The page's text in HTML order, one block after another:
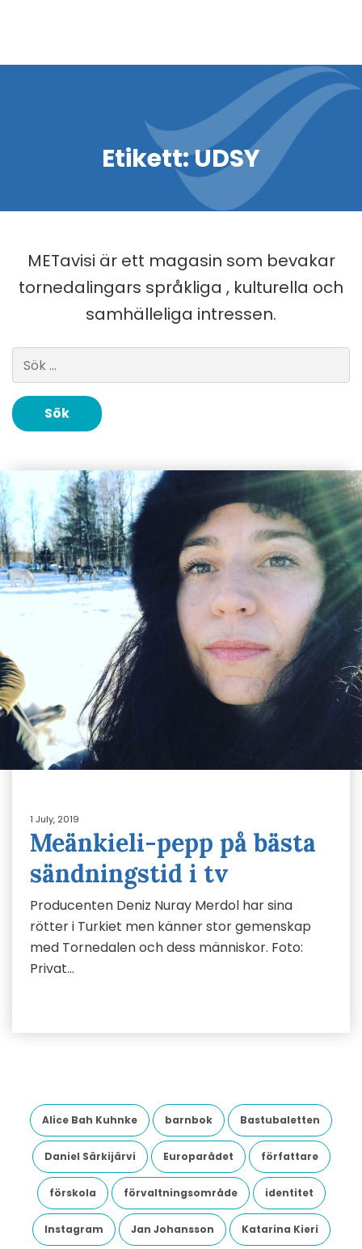
Etikett:UDSY
METavisi är ett magasin som bevakar
tornedalingars språkliga , kulturella och
samhälleliga intressen.
Sök efter:
1 July, 2019
Meänkieli-pepp på bästa
sändningstid i tv
Producenten Deniz Nuray Merdol har sina
rötter i Turkiet men känner stor gemenskap
med Tornedalen och dess människor. Foto:
Privat…
Alice Bah Kuhnke barnbok Bastubaletten
Daniel Särkijärvi Europarådet författare
förskola förvaltningsområde identitet
Instagram Jan Johansson Katarina Kieri